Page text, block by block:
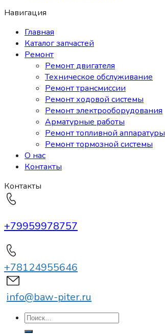
Навигация
Главная
Каталог запчастей
Ремонт
Ремонт двигателя
Техническое обслуживание
Ремонт трансмиссии
Ремонт ходовой системы
Ремонт электрооборудования
Арматурные работы
Ремонт топливной аппаратуры
Ремонт тормозной системы
О нас
Контакты
Контакты
+79959978757
+78124955646
info@baw-piter.ru
Искать: